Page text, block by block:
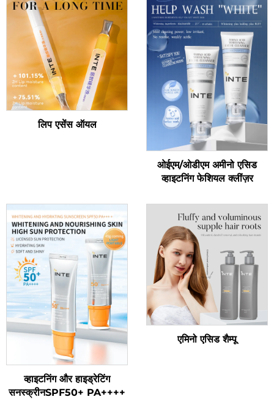
लिप एसेंस ऑयल
ओईएम/ओडीएम अमीनो एसिड
व्हाइटनिंग फेशियल क्लींज़र
व्हाइटनिंग और हाइड्रेटिंग
सनस्क्रीनSPF50+ PA++++
एमिनो एसिड शैम्पू